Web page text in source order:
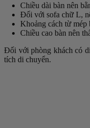
Chiều dài bàn nên
Đối với sofa chữ L,
Khoảng cách từ mép
Chiều cao bàn nên
Đối với phòng khách có
tích di chuyển.